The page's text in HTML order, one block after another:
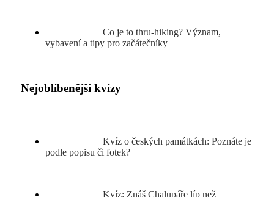
Co je to thru-hiking? Význam,
vybavení a tipy pro začátečníky
Nejoblíbenější kvízy
Kvíz o českých památkách: Poznáte je
podle popisu či fotek?
Kvíz: Znáš Chalupáře líp než